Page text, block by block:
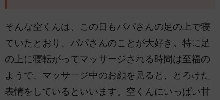
そんな空くんは、この日もパパさんの足の上で寝
ていたとおり、パパさんのことが大好き。特に足
の上に寝転がってマッサージされる時間は至福の
ようで、マッサージ中のお顔を見ると、とろけた
表情をしているといいます。空くんにいっぱい甘